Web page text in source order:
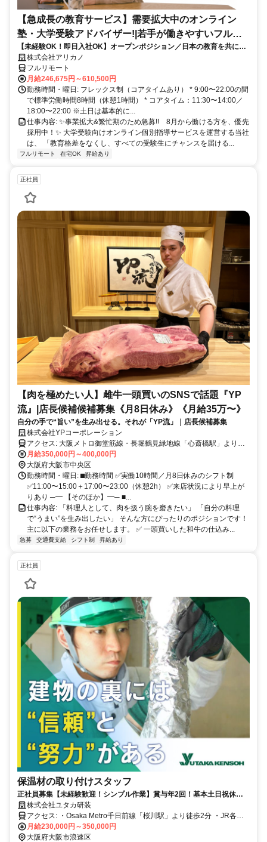
【急成長の教育サービス】需要拡大中のオンライン
塾・大学受験アドバイザー!|若手が働きやすいフルリ
モート勤務
【未経験OK！即日入社OK】オープンポジション／日本の教育を共に変
える仲間を募集します！
株式会社アリカノ
フルリモート
月給246,675円～610,500円
勤務時間・曜日: フレックス制（コアタイムあり） * 9:00〜22:00の間
で標準労働時間8時間（休憩1時間） * コアタイム：11:30〜14:00／
18:00〜22:00 ※土日は基本的に...
仕事内容: ✨️事業拡大&繁忙期のため急募!! 8月から働ける方を、優先
採用中！✨️ 大学受験向けオンライン個別指導サービスを運営する当社
は、 「教育格差をなくし、すべての受験生にチャンスを届ける...
フルリモート 在宅OK 昇給あり
正社員
【肉を極めたい人】雌牛一頭買いのSNSで話題『YP
流』|店長候補候補募集《月8日休み》《月給35万〜》
自分の手で“旨い”を生み出せる。それが「YP流」｜店長候補募集
株式会社YPコーポレーション
アクセス: 大阪メトロ御堂筋線・長堀鶴見緑地線「心斎橋駅」より徒
歩1分 大阪メトロ四つ橋線「四ツ橋駅」より徒歩3分
月給350,000円～400,000円
大阪府大阪市中央区
勤務時間・曜日: ⬛︎勤務時間 ✅実働10時間／月8日休みのシフト制
✅11:00〜15:00＋17:00〜23:00（休憩2h） ✅来店状況により早上が
りあり ─━ 【そのほか】━─ ■...
仕事内容: 「料理人として、肉を扱う腕を磨きたい」 「自分の料理
で“うまい”を生み出したい」 そんな方にぴったりのポジションです！
主に以下の業務をお任せします。 ✅ 一頭買いした和牛の仕込み...
急募 交通費支給 シフト制 昇給あり
正社員
保温材の取り付けスタッフ
正社員募集【未経験歓迎！シンプル作業】賞与年2回！基本土日祝休＆
効率よく働いて残業少なめ♪ 有給消化率ほぼ100%でワークライフバラン
ス充実！
株式会社ユタカ研装
アクセス: ・Osaka Metro千日前線「桜川駅」より徒歩2分 ・JR各線
「難波駅」より徒歩7分 ・Osaka Metro各線「なんば駅」より徒歩8分
・阪神なんば線「桜川駅」より徒歩10分
月給230,000円～350,000円
大阪府大阪市浪速区